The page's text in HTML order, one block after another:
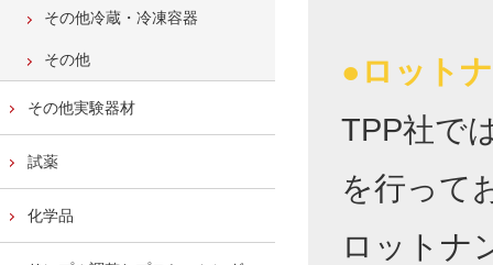
●ロット
TPP社で
を行って
ロットナ
その他冷蔵・冷凍容器
その他
その他実験器材
試薬
化学品